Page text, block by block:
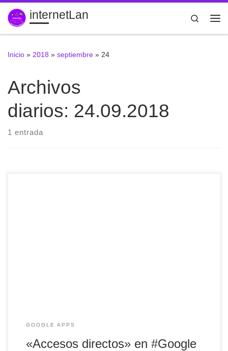
Saltar al contenido
internetLan
Search
Inicio » 2018 » septiembre » 24
Archivos
diarios: 24.09.2018
1 entrada
GOOGLE APPS
«Accesos directos» en #Google